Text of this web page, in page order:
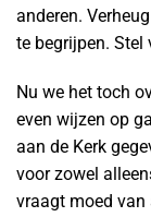
anderen.
te begrijpen. Stel
Nu we het toch
even wijzen op
aan de Kerk
voor zowel
vraagt moed